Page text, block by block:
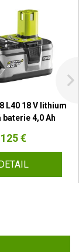
L40 18 V lithium
baterie 4,0 Ah
125 €